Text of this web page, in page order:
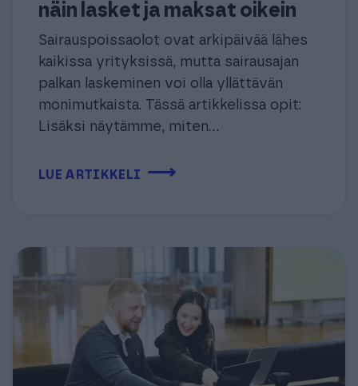
näin lasket ja maksat oikein
Sairauspoissaolot ovat arkipäivää lähes
kaikissa yrityksissä, mutta sairausajan
palkan laskeminen voi olla yllättävän
monimutkaista. Tässä artikkelissa opit:
Lisäksi näytämme, miten...
LUE ARTIKKELI ⟶